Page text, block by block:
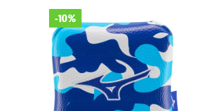
-10%